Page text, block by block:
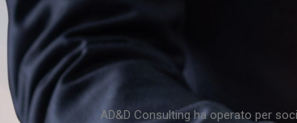
AD&D Consulting ha operato per